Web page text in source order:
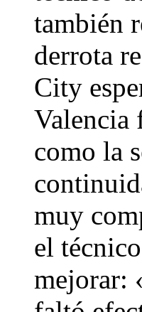
también
derrota
City
Valencia
como la
muy
el
mejorar: